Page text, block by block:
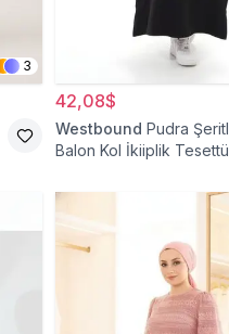
3
42,08$
Westbound Pudra
Balon Kol İkiiplik